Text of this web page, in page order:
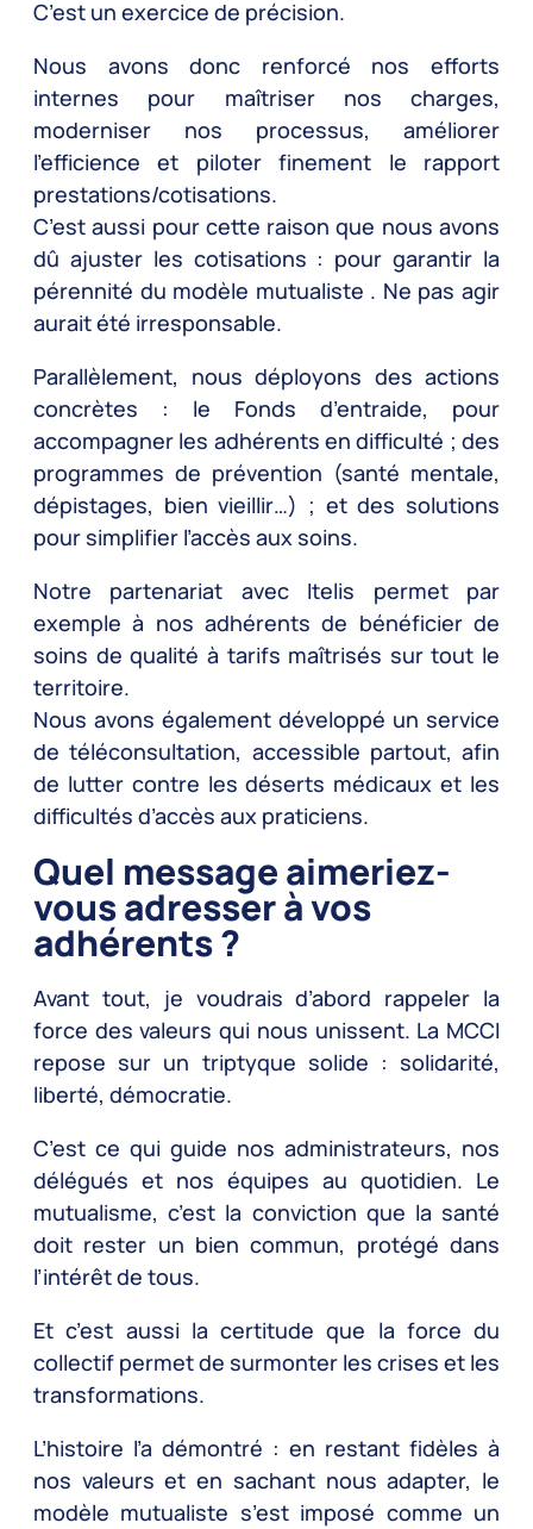
C’est un exercice de précision.
Nous avons donc renforcé nos efforts
internes pour maîtriser nos charges,
moderniser nos processus, améliorer
l’efficience et piloter finement le rapport
prestations/cotisations.
C’est aussi pour cette raison que nous avons
dû ajuster les cotisations : pour garantir la
pérennité du modèle mutualiste . Ne pas agir
aurait été irresponsable.
Parallèlement, nous déployons des actions
concrètes : le Fonds d’entraide, pour
accompagner les adhérents en difficulté ; des
programmes de prévention (santé mentale,
dépistages, bien vieillir…) ; et des solutions
pour simplifier l’accès aux soins.
Notre partenariat avec Itelis permet par
exemple à nos adhérents de bénéficier de
soins de qualité à tarifs maîtrisés sur tout le
territoire.
Nous avons également développé un service
de téléconsultation, accessible partout, afin
de lutter contre les déserts médicaux et les
difficultés d’accès aux praticiens.
Quel message aimeriez-
vous adresser à vos
adhérents ?
Avant tout, je voudrais d’abord rappeler la
force des valeurs qui nous unissent. La MCCI
repose sur un triptyque solide : solidarité,
liberté, démocratie.
C’est ce qui guide nos administrateurs, nos
délégués et nos équipes au quotidien. Le
mutualisme, c’est la conviction que la santé
doit rester un bien commun, protégé dans
l’intérêt de tous.
Et c’est aussi la certitude que la force du
collectif permet de surmonter les crises et les
transformations.
L’histoire l’a démontré : en restant fidèles à
nos valeurs et en sachant nous adapter, le
modèle mutualiste s’est imposé comme un